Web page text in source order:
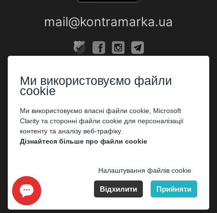
mail@kontramarka.ua
Каси
ПАРТНЕРАМ
Організаторам
Корпоративним клієнтам
Ми використовуємо файли
cookie
Ми використовуємо власні файли cookie, Microsoft
Clarity та сторонні файли cookie для персоналізації
контенту та аналізу веб-трафіку.
Дізнайтеся більше про файли cookie
Налаштування файлів cookie
Відхилити Прийняти